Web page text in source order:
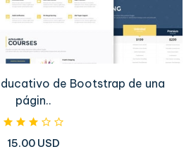
de Bootstrap de una
págin..
15.00 USD